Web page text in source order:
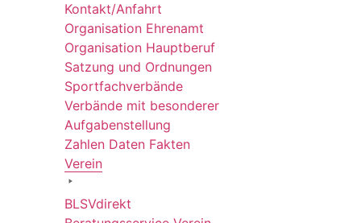
Kontakt/​​Anfahrt
Orga­ni­sa­tion Ehrenamt
Orga­ni­sa­tion Hauptberuf
Satzung und Ordnungen
Sport­fach­ver­bände
Verbände mit beson­de­rer
Aufgabenstellung
Zahlen Daten Fakten
Verein
BLSVdi­rekt